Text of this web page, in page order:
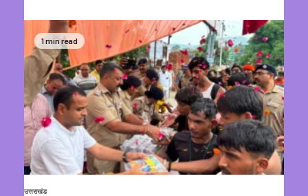
1 min read
उत्तराखंड